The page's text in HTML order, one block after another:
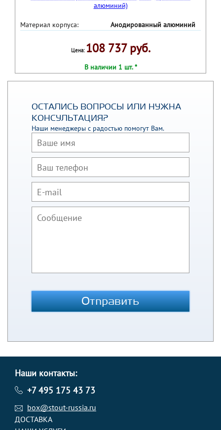
Материал корпуса: Анодированный алюминий
Цена: 108 737 руб.
В наличии 1 шт. *
ОСТАЛИСЬ ВОПРОСЫ ИЛИ НУЖНА
КОНСУЛЬТАЦИЯ?
Наши менеджеры с радостью помогут Вам.
Отправить
Наши контакты:
+7 495 175 43 73
box@stout-russia.ru
ДОСТАВКА